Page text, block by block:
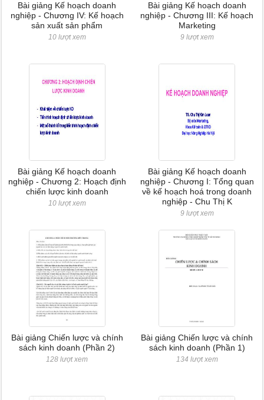
Bài giảng Kế hoạch doanh
nghiệp - Chương IV: Kế hoạch
sản xuất sản phẩm
10 lượt xem
Bài giảng Kế hoạch doanh
nghiệp - Chương III: Kế hoạch
Marketing
9 lượt xem
Bài giảng Kế hoạch doanh
nghiệp - Chương 2: Hoạch định
chiến lược kinh doanh
10 lượt xem
Bài giảng Kế hoạch doanh
nghiệp - Chương I: Tổng quan
về kế hoạch hoá trong doanh
nghiệp - Chu Thị K
9 lượt xem
Bài giảng Chiến lược và chính
sách kinh doanh (Phần 2)
128 lượt xem
Bài giảng Chiến lược và chính
sách kinh doanh (Phần 1)
134 lượt xem